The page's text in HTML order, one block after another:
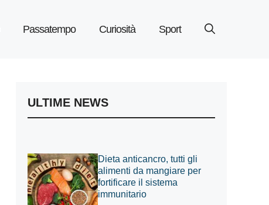
Passatempo Curiosità Sport
ULTIME NEWS
Dieta anticancro, tutti gli
alimenti da mangiare per
fortificare il sistema
immunitario